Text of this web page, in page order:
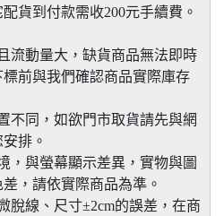
貨到付款需收200元手續費。
流動量大，缺貨商品無法即時
前與我們確認商品實際庫存
不同，如欲門市取貨請先與網
排。
，與螢幕顯示差異，實物與圖
，請依實際商品為準。
脫線、尺寸±2cm的誤差，在商